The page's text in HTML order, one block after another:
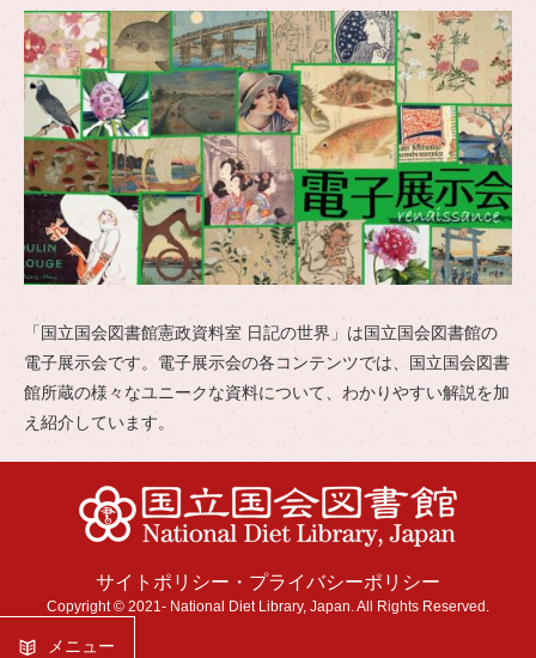
「国立国会図書館憲政資料室 日記の世界」は国立国会図書館の
電子展示会です。電子展示会の各コンテンツでは、国立国会図書
館所蔵の様々なユニークな資料について、わかりやすい解説を加
え紹介しています。
サイトポリシー ・ プライバシーポリシー
Copyright © 2021- National Diet Library, Japan. All Rights Reserved.
メニュー